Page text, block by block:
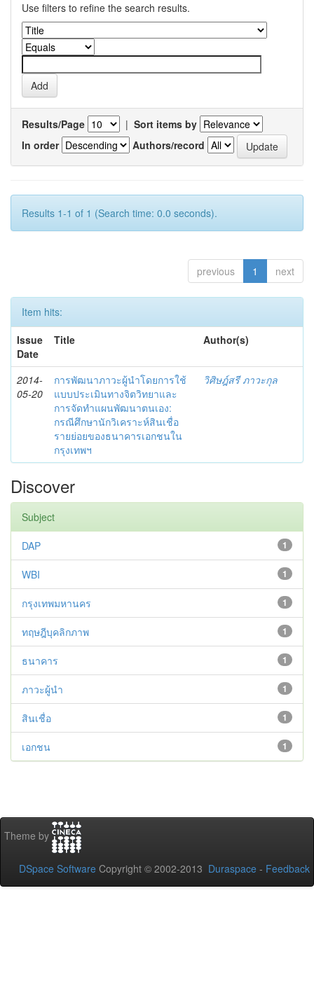
Use filters to refine the search results.
Results/Page | Sort items by
In order
Authors/record
Results 1-1 of 1 (Search time: 0.0 seconds).
previous 1 next
Item hits:
Issue
Date
Title Author(s)
2014-
05-20
การพัฒนาภาวะผู้นำโดยการใช้
แบบประเมินทางจิตวิทยาและ
การจัดทำแผนพัฒนาตนเอง:
กรณีศึกษานักวิเคราะห์สินเชื่อ
รายย่อยของธนาคารเอกชนใน
กรุงเทพฯ
วิศิษฎ์สรี ภาวะกุล
Discover
Subject
1
DAP
1
WBI
1
กรุงเทพมหานคร
1
ทฤษฎีบุคลิกภาพ
1
ธนาคาร
1
ภาวะผู้นำ
1
สินเชื่อ
1
เอกชน
Theme by
DSpace Software Copyright © 2002-2013 Duraspace - Feedback